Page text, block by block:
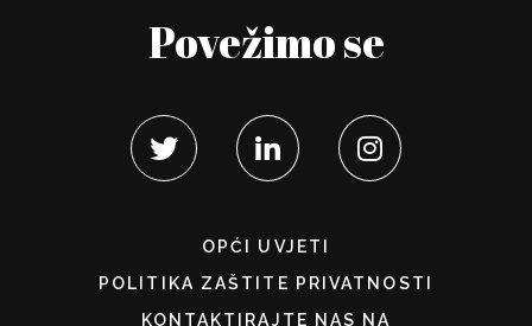
Povežimo se
OPĆI UVJETI
POLITIKA ZAŠTITE PRIVATNOSTI
KONTAKTIRAJTE NAS NA